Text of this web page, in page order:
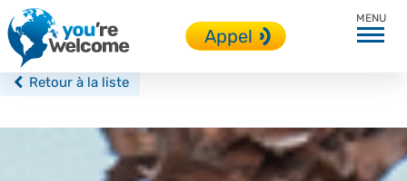
Appel
Barcelone
Retour à la liste